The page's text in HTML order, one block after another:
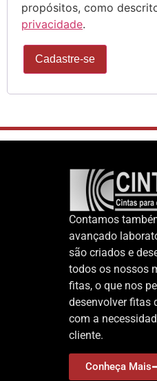
propósitos, como
privacidade.
Cadastre-se
Contamos
avançado
são criados e
todos os nossos
fitas, o que nos
desenvolver fitas
com a
cliente.
Conheça Mais